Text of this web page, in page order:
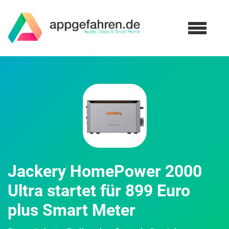
Jackery HomePower 2000
Ultra startet für 899 Euro
plus Smart Meter